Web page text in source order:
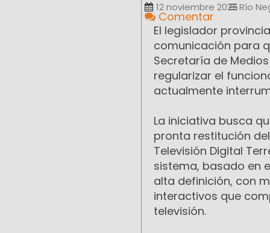
12 noviembre 2025Río
Comentar
El legislador
comunicación para
Secretaría de
regularizar el
actualmente
La iniciativa busca
pronta restitución
Televisión Digital
sistema, basado en
alta definición, con
interactivos que
televisión.